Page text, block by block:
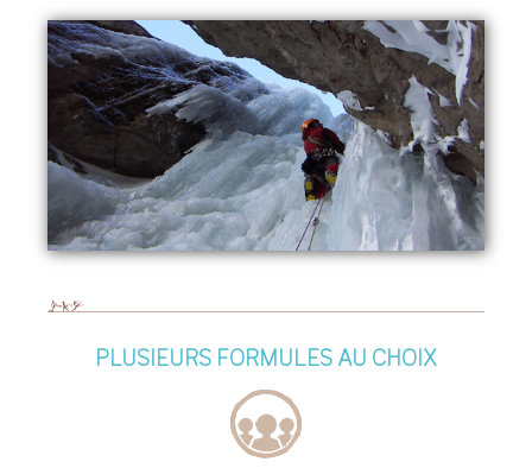
PLUSIEURS FORMULES AU CHOIX